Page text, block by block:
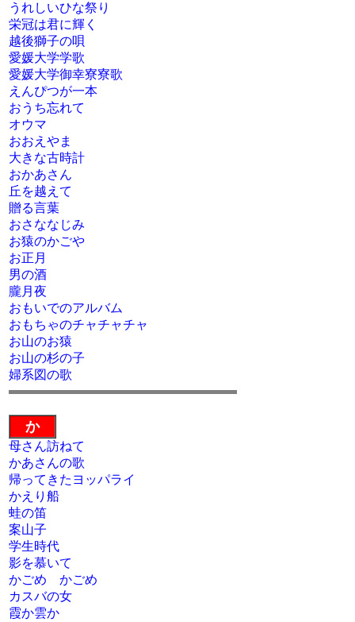
うれしいひな祭り
栄冠は君に輝く
越後獅子の唄
愛媛大学学歌
愛媛大学御幸寮寮歌
えんぴつが一本
おうち忘れて
オウマ
おおえやま
大きな古時計
おかあさん
丘を越えて
贈る言葉
おさななじみ
お猿のかごや
お正月
男の酒
朧月夜
おもいでのアルバム
おもちゃのチャチャチャ
お山のお猿
お山の杉の子
婦系図の歌
か
母さん訪ねて
かあさんの歌
帰ってきたヨッパライ
かえり船
蛙の笛
案山子
学生時代
影を慕いて
かごめ かごめ
カスバの女
霞か雲か